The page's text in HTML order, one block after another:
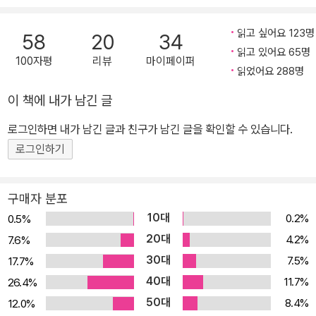
르막이 올 때는 내리막이다. 모든 오르막과 모든 내리막은 땅 위의 길
에서 정확하게 비긴다. 오르막과 내리막이 비기면서, 다 가고 나서 돌
아보면 길은 결국 평탄하다. 자전거를 타고 저어갈 때, 세상의 길들은
이 열리고, 열린 몸이 다시 몸을 이끌고 나아간다. 구르는 바퀴 위에
서, 몸은 낡은 시간의 몸이 아니고 현재의 몸이다. 빛 속으로 들어가면
빛은 더 먼 곳으로 물러가는 것이어서 빛 속에선 빛을 만질 수 없었
리가 터지면 지옥인데, 이 세상의 모든 꿰맨 자리는 마침내 터지고, 기
어이 터진다. 언젠가 그는 “나는 몸이 입증하는 것들을 논리의 이름으
로 부정할 수 있을 만큼 명석하지 못하다”고 말한바 있다. 그의 산문
이 명문인 것은, 상념이 아닌 몸으로 쓴 글들이기 때문이 아닐까. 그는
글 속에서, 오징어 고르는 법, 광어 고르는 법을 이야기하고, 좋은 소
금을 채취하는 법에 대해서 이야기한다. 시 쓰는 “김용택씨”가 가르
치는 섬진강 덕치마을 아이들의 소박한 생활들을 이야기한다. 인수는
58
100자평
20
리뷰
34
마이페이퍼
읽고 싶어요 123명
읽고 있어요 65명
읽었어요 288명
이 책에 내가 남긴 글
로그인하면 내가 남긴 글과 친구가 남긴 글을 확인할 수 있습니다.
로그인하기
구매자 분포
0.5% 10대
0.2%
7.6%
20대
4.2%
17.7%
30대
7.5%
26.4%
40대
11.7%
12.0%
50대
8.4%